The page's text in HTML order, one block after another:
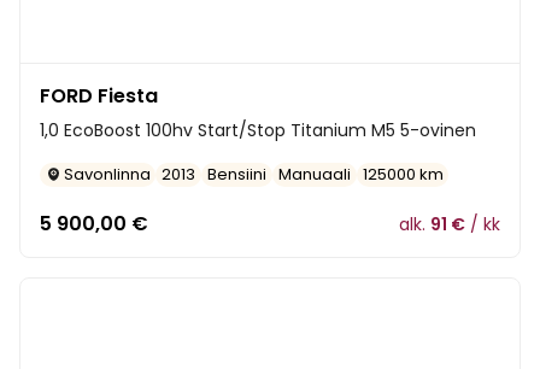
FORD Fiesta
1,0 EcoBoost 100hv Start/Stop Titanium M5 5-ovinen
Savonlinna 2013 Bensiini Manuaali 125000 km
5 900,00 € alk. 91 € / kk